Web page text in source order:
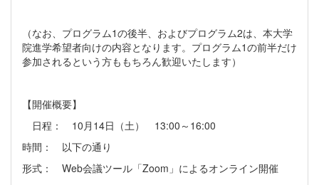
（なお、プログラム1の後半、およびプログラム2は、本大学
院進学希望者向けの内容となります。プログラム1の前半だけ
参加されるという方ももちろん歓迎いたします）
【開催概要】
日程： 10月14日（土） 13:00～16:00
時間： 以下の通り
形式： Web会議ツール「Zoom」によるオンライン開催